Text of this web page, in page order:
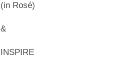
(in Rosé)
&
INSPIRE